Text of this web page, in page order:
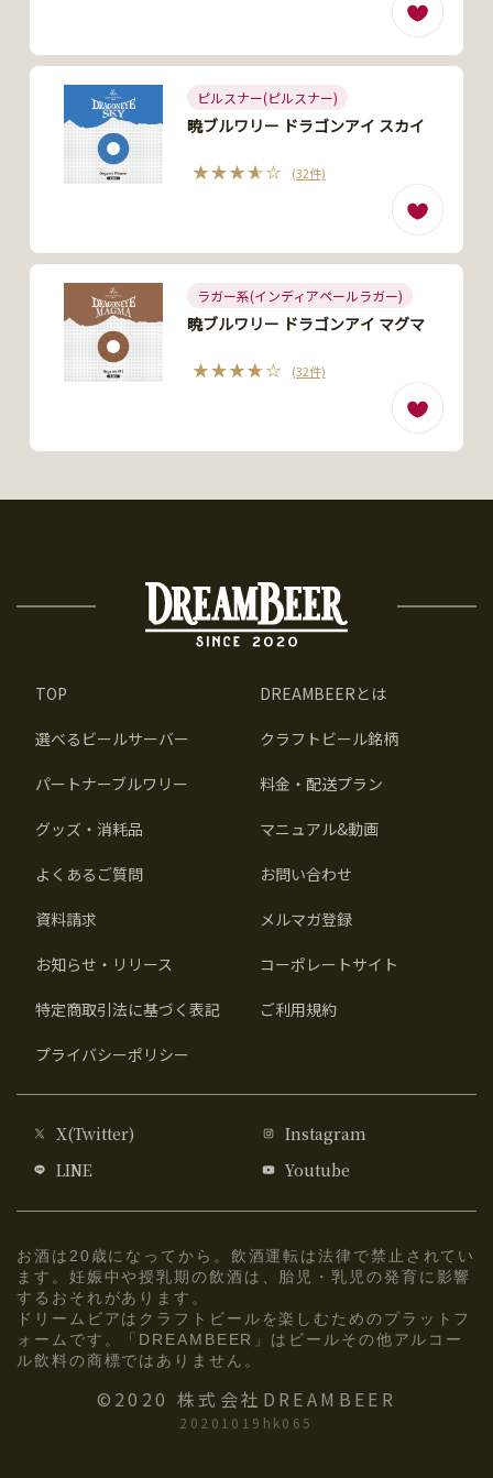
ピルスナー(ピルスナー)
暁ブルワリー ドラゴンアイ スカイ
(32件)
ラガー系(インディアペールラガー)
暁ブルワリー ドラゴンアイ マグマ
(32件)
TOP DREAMBEERとは
選べるビールサーバー クラフトビール銘柄
パートナーブルワリー 料金・配送プラン
グッズ・消耗品 マニュアル&動画
よくあるご質問 お問い合わせ
資料請求 メルマガ登録
お知らせ・リリース コーポレートサイト
特定商取引法に基づく表記 ご利用規約
プライバシーポリシー
X(Twitter)
Instagram
LINE
Youtube
お酒は20歳になってから。飲酒運転は法律で禁止されてい
ます。妊娠中や授乳期の飲酒は、胎児・乳児の発育に影響
するおそれがあります。
ドリームビアはクラフトビールを楽しむためのプラットフ
ォームです。「DREAMBEER」はビールその他アルコー
ル飲料の商標ではありません。
20201019hk065
©2020 株式会社DREAMBEER